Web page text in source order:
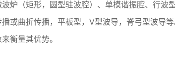
（矩形，圆型驻波腔）、单模谐振腔、行波
或曲折传播，平板型，V型波导，脊弓型波导
衡量其优势。